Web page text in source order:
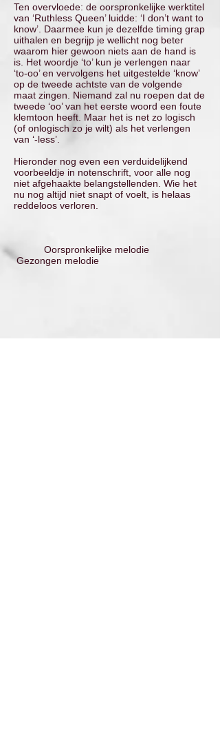
Ten overvloede: de oorspronkelijke werktitel
van ‘Ruthless Queen’ luidde: ‘I don’t want to
know’. Daarmee kun je dezelfde timing grap
uithalen en begrijp je wellicht nog beter
waarom hier gewoon niets aan de hand is
is. Het woordje ‘to’ kun je verlengen naar
‘to-oo’ en vervolgens het uitgestelde ‘know’
op de tweede achtste van de volgende
maat zingen. Niemand zal nu roepen dat de
tweede ‘oo’ van het eerste woord een foute
klemtoon heeft. Maar het is net zo logisch
(of onlogisch zo je wilt) als het verlengen
van ‘-less’.
Hieronder nog even een verduidelijkend
voorbeeldje in notenschrift, voor alle nog
niet afgehaakte belangstellenden. Wie het
nu nog altijd niet snapt of voelt, is helaas
reddeloos verloren.
Oorspronkelijke melodie
Gezongen melodie